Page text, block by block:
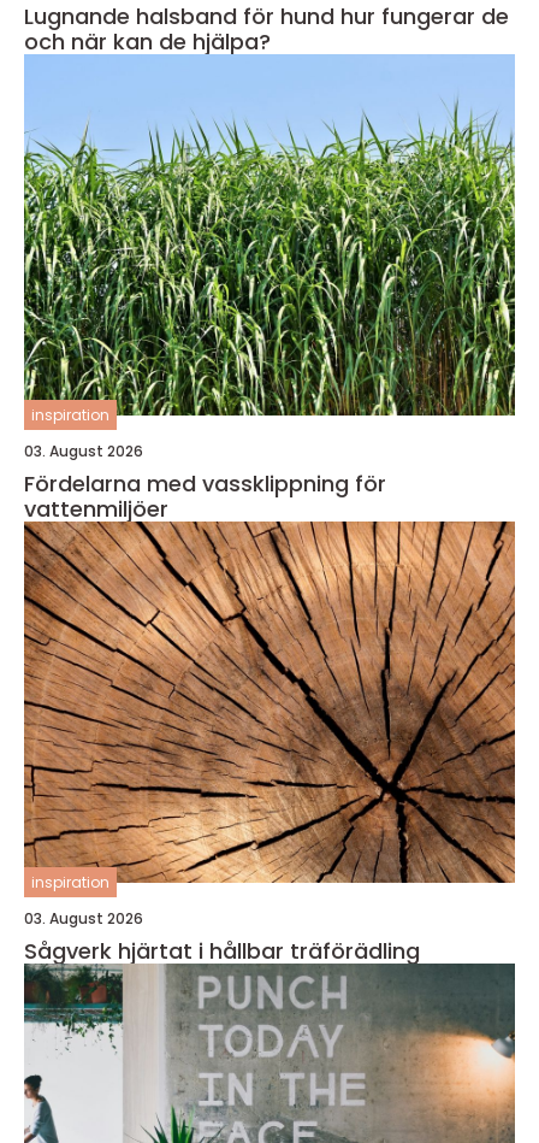
Lugnande halsband för hund hur fungerar de
och när kan de hjälpa?
inspiration
03. August 2026
Fördelarna med vassklippning för
vattenmiljöer
inspiration
03. August 2026
Sågverk hjärtat i hållbar träförädling